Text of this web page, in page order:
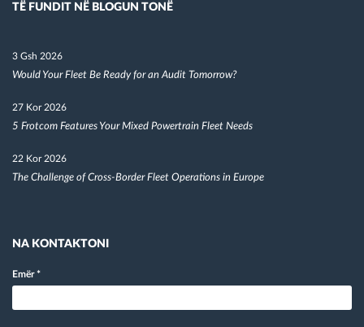
TË FUNDIT NË BLOGUN TONË
3 Gsh 2026
Would Your Fleet Be Ready for an Audit Tomorrow?
27 Kor 2026
5 Frotcom Features Your Mixed Powertrain Fleet Needs
22 Kor 2026
The Challenge of Cross-Border Fleet Operations in Europe
NA KONTAKTONI
Emër*